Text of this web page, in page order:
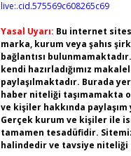
live:.cid.575569c608265c69
Yasal Uyarı: Bu internet
marka, kurum veya şahıs
bağlantısı
kendi hazırladığımız
paylaşılmaktadır. Burada
haber niteliği taşımamakta
ve kişiler hakkında paylaşım
Gerçek kurum ve kişiler ile
tamamen tesadüfidir.
halindedir ve tavsiye niteliği